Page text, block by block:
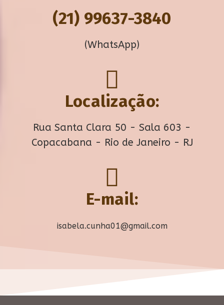
(21) 99637-3840
(WhatsApp)
Localização:
Rua Santa Clara 50 - Sala 603 -
Copacabana - Rio de Janeiro - RJ
E-mail:
isabela.cunha01@gmail.com